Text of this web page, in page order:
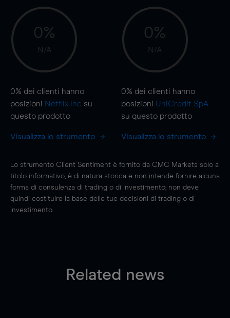
0%
N/A
0% dei clienti hanno
posizioni Netflix Inc su
questo prodotto
Visualizza lo strumento
0%
N/A
0% dei clienti hanno
posizioni UniCredit SpA
su questo prodotto
Visualizza lo strumento
Lo strumento Client Sentiment è fornito da CMC Markets solo a
titolo informativo, è di natura storica e non intende fornire alcuna
forma di consulenza di trading o di investimento; non deve
quindi costituire la base delle tue decisioni di trading o di
investimento.
Related news